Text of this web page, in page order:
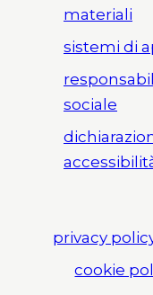
materiali
sistemi di
sociale
privacy
cookie